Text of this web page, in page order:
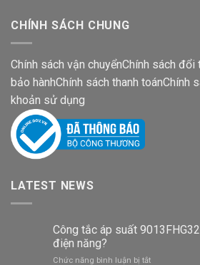
CHÍNH SÁCH CHUNG
Chính sách vận chuyểnChính sách đổi
bảo hànhChính sách thanh toánChính
khoản sử dụng
LATEST NEWS
Công tắc áp suất
điện năng?
Chức năng bình luận bị tắtở